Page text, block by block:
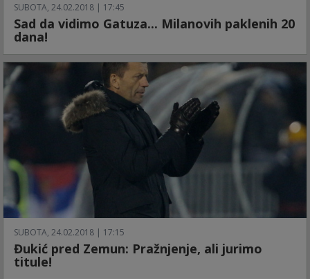
SUBOTA, 24.02.2018 | 17:45
Sad da vidimo Gatuza... Milanovih paklenih 20
dana!
SUBOTA, 24.02.2018 | 17:15
Đukić pred Zemun: Pražnjenje, ali jurimo
titule!